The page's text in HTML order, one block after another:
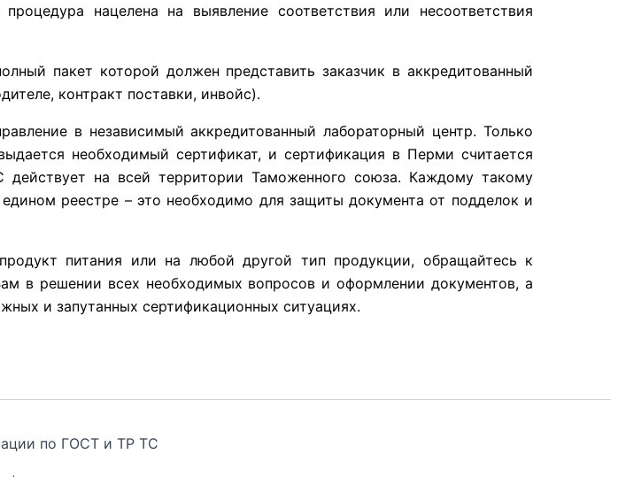
нацелена на выявление соответствия или несоответствия
пакет которой должен представить заказчик в аккредитованный
контракт поставки, инвойс).
в независимый аккредитованный лабораторный центр. Только
необходимый сертификат, и сертификация в Перми считается
на всей территории Таможенного союза. Каждому такому
реестре – это необходимо для защиты документа от подделок и
питания или на любой другой тип продукции, обращайтесь к
в решении всех необходимых вопросов и оформлении документов, а
и запутанных сертификационных ситуациях.
по ГОСТ и ТР ТС